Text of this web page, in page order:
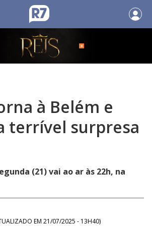
à Belém e
terrível surpresa
(21) vai ao ar às 22h, na
EM 21/07/2025 - 13H40)